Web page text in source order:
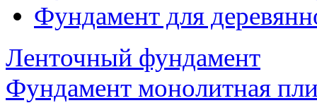
Фундамент для
Ленточный фундамент
Фундамент монолитная